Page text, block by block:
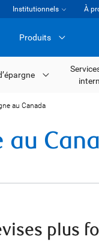
Institutionnels À
Produits
au Canada
au
plus